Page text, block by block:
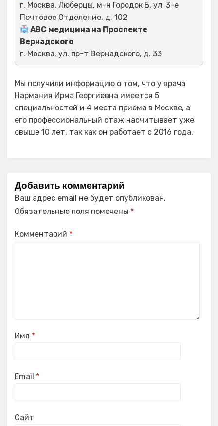
г. Москва, Люберцы, м-н Городок Б, ул. 3-е
Почтовое Отделение, д. 102
ABC медицина на Проспекте
Вернадского
г. Москва, ул. пр-т Вернадского, д. 33
Мы получили информацию о том, что у врача
Нармания Ирма Георгиевна имеется 5
специальностей и 4 места приёма в Москве, а
его профессиональный стаж насчитывает уже
свыше 10 лет, так как он работает с 2016 года.
Добавить комментарий
Ваш адрес email не будет опубликован.
Обязательные поля помечены *
Комментарий *
Имя *
Email *
Сайт